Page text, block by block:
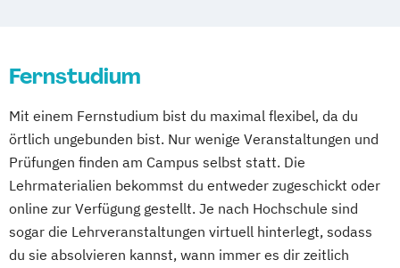
Betriebswirtschaftslehre – Office
Business Administration (DE/EN)
Digital Business (DE/EN)
Digitale Betriebswirtschaftslehre
Entrepreneurship (DE/EN)
Finance
Accounting und Taxation (DE/EN)
General Management
IT-Betriebswirt/in
Fernstudium
Mit einem Fernstudium bist du maximal flexibel, da du
örtlich ungebunden bist. Nur wenige Veranstaltungen und
Prüfungen finden am Campus selbst statt. Die
Lehrmaterialien bekommst du entweder zugeschickt oder
online zur Verfügung gestellt. Je nach Hochschule sind
sogar die Lehrveranstaltungen virtuell hinterlegt, sodass
du sie absolvieren kannst, wann immer es dir zeitlich